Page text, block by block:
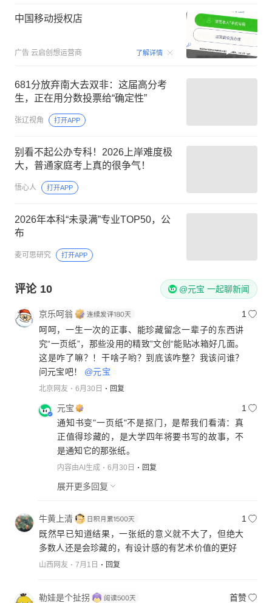
中国移动授权店
广告 云启创想运营商 了解详情 00:15
681分放弃南大去双非：这届高分考
生，正在用分数投票给“确定性”
张辽视角 打开APP
别看不起公办专科！2026上岸难度极
大，普通家庭考上真的很争气！
悟心人 打开APP
2026年本科“未录满”专业TOP50，公
布
麦可思研究 打开APP
评论 10 @元宝 一起聊新闻
京乐呵翁
1
呵呵，一生一次的正事、能珍藏留念一辈子的东西讲
究“一页纸”，那些没用的精致”文创“能贴冰箱好几面。
这是咋了嘛？！干啥子哟？到底该咋整？我该问谁？
问元宝吧！ @元宝
北京网友 6月30日 回复
元宝
1
通知书变"一页纸"不是抠门，是帮我们看清：真
正值得珍藏的，是大学四年将要书写的故事，不
是通知它的那张纸。
内容由AI生成 6月30日 回复
展开更多回复
牛黄上清
1
既然早已知道结果，一张纸的意义就不大了，但绝大
多数人还是会珍藏的，有设计感的有艺术价值的更好
山西网友 7月1日 回复
勒娃是个扯拐
首赞